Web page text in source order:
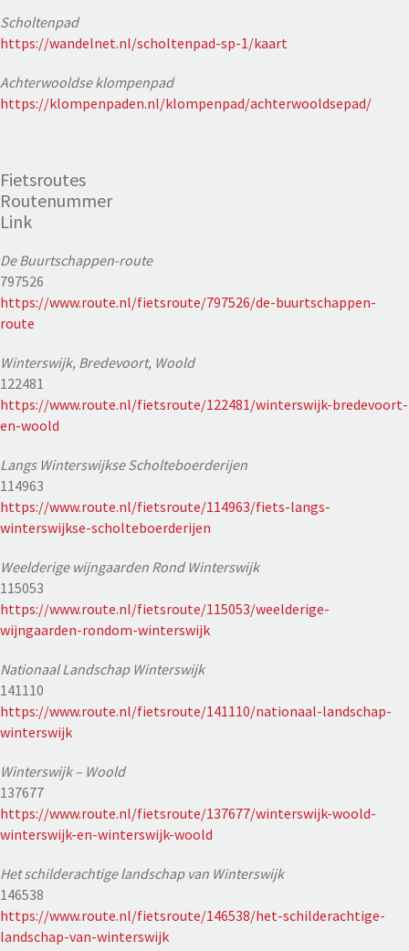
Scholtenpad
https://wandelnet.nl/scholtenpad-sp-1/kaart
Achterwooldse klompenpad
https://klompenpaden.nl/klompenpad/achterwooldsepad/
Fietsroutes
Routenummer
Link
De Buurtschappen-route
797526
https://www.route.nl/fietsroute/797526/de-buurtschappen-
route
Winterswijk, Bredevoort, Woold
122481
https://www.route.nl/fietsroute/122481/winterswijk-bredevoort-
en-woold
Langs Winterswijkse Scholteboerderijen
114963
https://www.route.nl/fietsroute/114963/fiets-langs-
winterswijkse-scholteboerderijen
Weelderige wijngaarden Rond Winterswijk
115053
https://www.route.nl/fietsroute/115053/weelderige-
wijngaarden-rondom-winterswijk
Nationaal Landschap Winterswijk
141110
https://www.route.nl/fietsroute/141110/nationaal-landschap-
winterswijk
Winterswijk – Woold
137677
https://www.route.nl/fietsroute/137677/winterswijk-woold-
winterswijk-en-winterswijk-woold
Het schilderachtige landschap van Winterswijk
146538
https://www.route.nl/fietsroute/146538/het-schilderachtige-
landschap-van-winterswijk